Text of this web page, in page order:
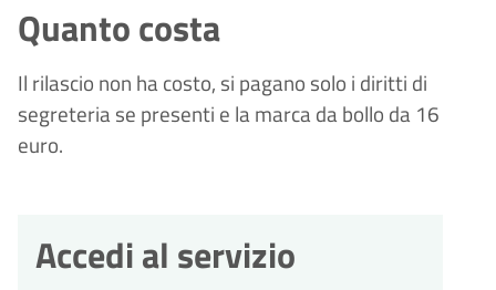
Quanto costa
Il rilascio non ha costo, si pagano solo i diritti di
segreteria se presenti e la marca da bollo da 16
euro.
Accedi al servizio